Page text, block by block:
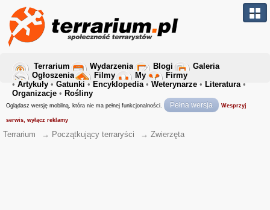
Terrarium Wydarzenia Blogi
Galeria
Ogłoszenia
Filmy My
Firmy
• Artykuły • Gatunki • Encyklopedia• Weterynarze • Literatura•
Organizacje • Rośliny
Oglądasz wersję mobilną, która nie ma pełnej funkcjonalności. Pełna wersja Wesprzyj
serwis, wyłącz reklamy
Terrarium → Początkujący terraryści → Zwierzęta